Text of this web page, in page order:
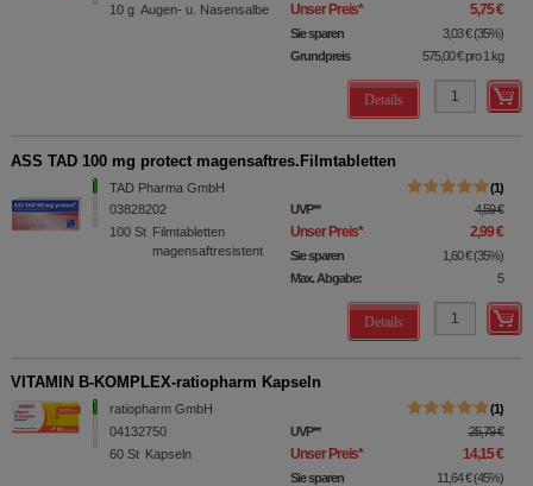
10 g Augen- u. Nasensalbe Unser Preis* 5,75 €
Sie sparen 3,03 € (35%)
Grundpreis
575,00 €pro 1 kg
Details
ASS TAD 100 mg protect magensaftres.Filmtabletten
TAD Pharma GmbH
03828202
100 St Filmtabletten
magensaftresistent
1
UVP** 4,59 €
Unser Preis* 2,99 €
Sie sparen 1,60 € (35%)
Max. Abgabe:
5
Details
VITAMIN B-KOMPLEX-ratiopharm Kapseln
ratiopharm GmbH
04132750
60 St Kapseln
1
UVP** 25,79 €
Unser Preis* 14,15 €
Sie sparen 11,64 € (45%)